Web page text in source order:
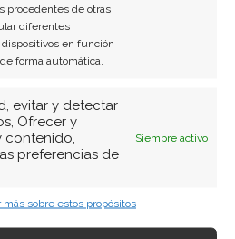
procedentes de otras
diferentes
en función
forma automática.
evitar y detectar
Ofrecer y
preferencias de
Siempre activo
más sobre estos propósitos